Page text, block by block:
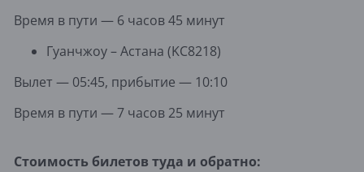
Время в пути — 6 часов 45 минут
Гуанчжоу – Астана (KC8218)
Вылет — 05:45, прибытие — 10:10
Время в пути — 7 часов 25 минут
Стоимость билетов туда и обратно: